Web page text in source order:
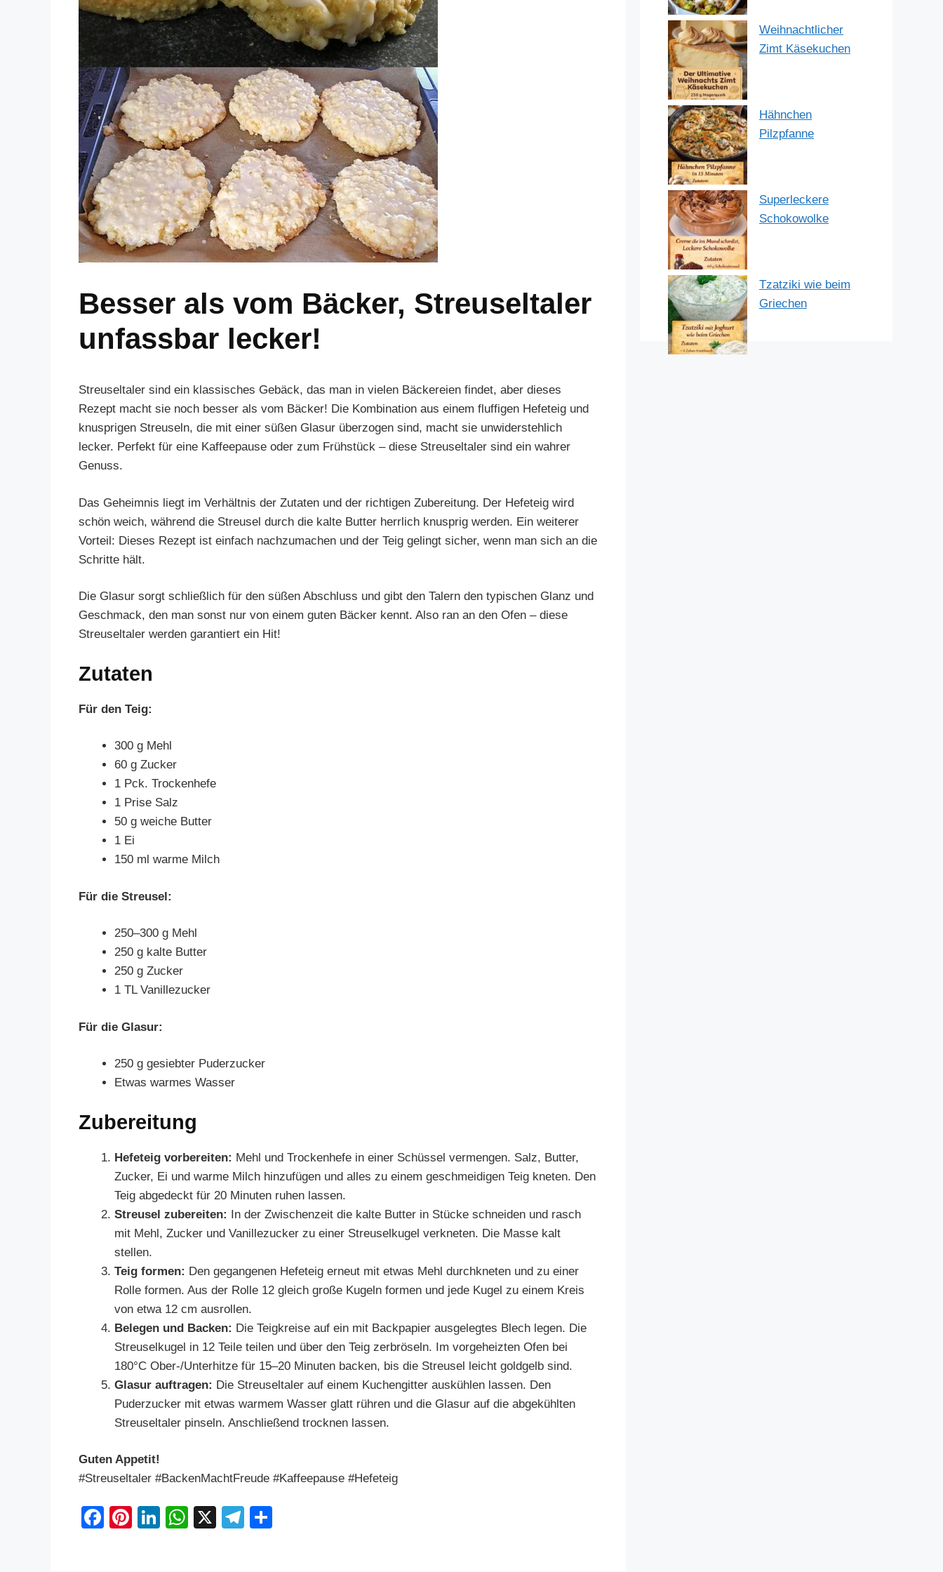
Besser als vom Bäcker, Streuseltaler
unfassbar lecker!
Streuseltaler sind ein klassisches Gebäck, das man in vielen Bäckereien findet, aber dieses
Rezept macht sie noch besser als vom Bäcker! Die Kombination aus einem fluffigen Hefeteig und
knusprigen Streuseln, die mit einer süßen Glasur überzogen sind, macht sie unwiderstehlich
lecker. Perfekt für eine Kaffeepause oder zum Frühstück – diese Streuseltaler sind ein wahrer
Genuss.
Das Geheimnis liegt im Verhältnis der Zutaten und der richtigen Zubereitung. Der Hefeteig wird
schön weich, während die Streusel durch die kalte Butter herrlich knusprig werden. Ein weiterer
Vorteil: Dieses Rezept ist einfach nachzumachen und der Teig gelingt sicher, wenn man sich an die
Schritte hält.
Die Glasur sorgt schließlich für den süßen Abschluss und gibt den Talern den typischen Glanz und
Geschmack, den man sonst nur von einem guten Bäcker kennt. Also ran an den Ofen – diese
Streuseltaler werden garantiert ein Hit!
Zutaten
Für den Teig:
300 g Mehl
60 g Zucker
1 Pck. Trockenhefe
1 Prise Salz
50 g weiche Butter
1 Ei
150 ml warme Milch
Für die Streusel:
250–300 g Mehl
250 g kalte Butter
250 g Zucker
1 TL Vanillezucker
Für die Glasur:
250 g gesiebter Puderzucker
Etwas warmes Wasser
Zubereitung
Hefeteig vorbereiten: Mehl und Trockenhefe in einer Schüssel vermengen. Salz, Butter,
Zucker, Ei und warme Milch hinzufügen und alles zu einem geschmeidigen Teig kneten. Den
Teig abgedeckt für 20 Minuten ruhen lassen.
Streusel zubereiten: In der Zwischenzeit die kalte Butter in Stücke schneiden und rasch
mit Mehl, Zucker und Vanillezucker zu einer Streuselkugel verkneten. Die Masse kalt
stellen.
Teig formen: Den gegangenen Hefeteig erneut mit etwas Mehl durchkneten und zu einer
Rolle formen. Aus der Rolle 12 gleich große Kugeln formen und jede Kugel zu einem Kreis
von etwa 12 cm ausrollen.
Belegen und Backen: Die Teigkreise auf ein mit Backpapier ausgelegtes Blech legen. Die
Streuselkugel in 12 Teile teilen und über den Teig zerbröseln. Im vorgeheizten Ofen bei
180°C Ober-/Unterhitze für 15–20 Minuten backen, bis die Streusel leicht goldgelb sind.
Glasur auftragen: Die Streuseltaler auf einem Kuchengitter auskühlen lassen. Den
Puderzucker mit etwas warmem Wasser glatt rühren und die Glasur auf die abgekühlten
Streuseltaler pinseln. Anschließend trocknen lassen.
Guten Appetit!
#Streuseltaler #BackenMachtFreude #Kaffeepause #Hefeteig
F
Pi Li
W X
T
Weihnachtlicher
Zimt Käsekuchen
Hähnchen
Pilzpfanne
Superleckere
Schokowolke
Tzatziki wie beim
Griechen